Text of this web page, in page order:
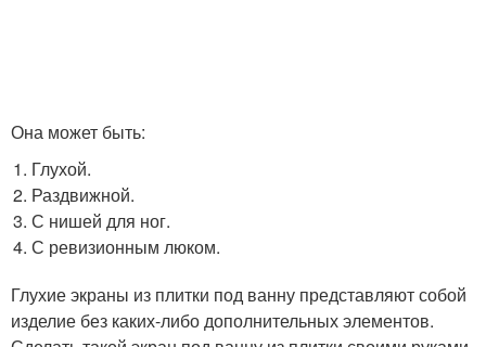
Она может быть:
Глухой.
Раздвижной.
С нишей для ног.
С ревизионным люком.
Глухие экраны из плитки под ванну представляют собой
изделие без каких-либо дополнительных элементов.